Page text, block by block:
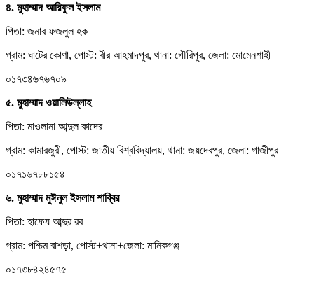
৪. মুহাম্মাদ আরিফুল ইসলাম
পিতা: জনাব ফজলুল হক
গ্রাম: ঘাটের কোণা, পোস্ট: বীর আহমাদপুর, থানা: গৌরিপুর, জেলা: মোমেনশাহী
০১৭৩৪৬৭৬৭০৯
৫. মুহাম্মাদ ওয়ালিউল্লাহ
পিতা: মাওলানা আব্দুল কাদের
গ্রাম: কামারজুরী, পোস্ট: জাতীয় বিশ্ববিদ্যালয়, থানা: জয়দেবপুর, জেলা: গাজীপুর
০১৭১৬৭৮৮১৫৪
৬. মুহাম্মাদ মুঈনুল ইসলাম শাব্বির
পিতা: হাফেয আব্দুর রব
গ্রাম: পশ্চিম বাশড়া, পোস্ট+থানা+জেলা: মানিকগঞ্জ
০১৭৩৮৪২৪৫৭৫